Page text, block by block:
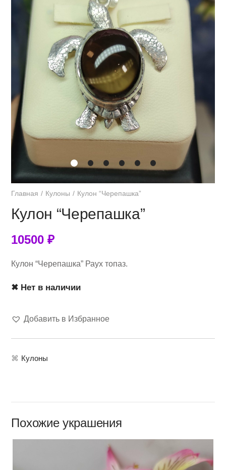
Главная Кулоны Кулон “Черепашка”
Кулон “Черепашка”
10500₽
Кулон “Черепашка” Раух топаз.
✖ Нет в наличии
Добавить в Избранное
⌘ Кулоны
Похожие украшения